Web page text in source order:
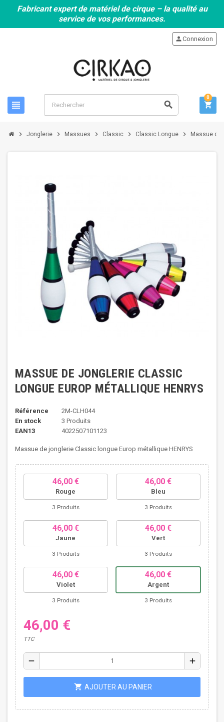
Fabricant expert de matériel de cirque – la qualité au
service de vos performances.
view_headline search
personConnexion
shopping_cart
0
chevron_right Jonglerie chevron_right Massues chevron_right Classic chevron_right Classic Longue chevron_right Massue de
MASSUE DE JONGLERIE CLASSIC
LONGUE EUROP MÉTALLIQUE HENRYS
Référence
2M-CLH044
En stock
3 Produits
EAN13
4022507101123
Massue de jonglerie Classic longue Europ métallique HENRYS
46,00 €
Rouge
3 Produits
46,00 €
Bleu
3 Produits
46,00 €
Jaune
3 Produits
46,00 €
Vert
3 Produits
46,00 €
Violet
3 Produits
46,00 €
Argent
3 Produits
46,00 €
TTC
remove add
shopping_cart AJOUTER AU PANIER